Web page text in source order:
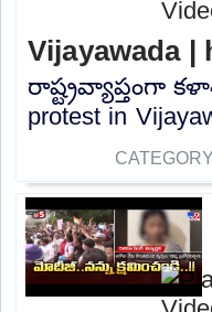
Vijayawada |
రాష్ట్రవ్యాప్తంగా
protest in